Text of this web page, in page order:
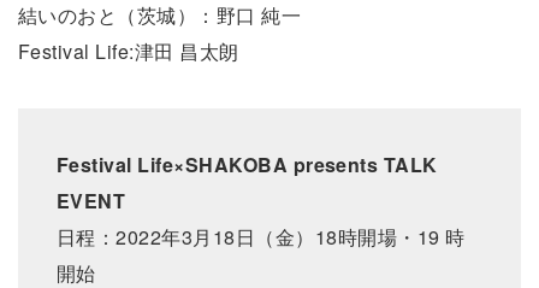
結いのおと（茨城）：野口 純一
Festival Life:津田 昌太朗
Festival Life×SHAKOBA presents TALK
EVENT
日程：2022年3月18日（金）18時開場・19 時
開始